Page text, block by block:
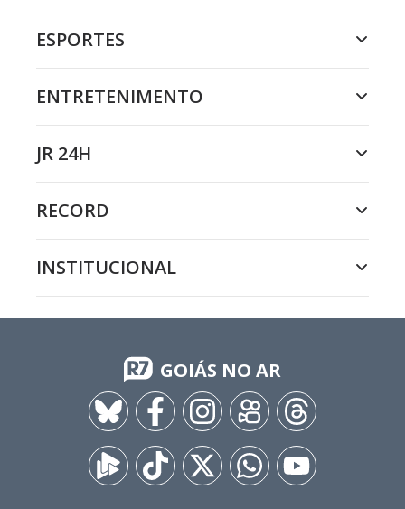
ESPORTES
ENTRETENIMENTO
JR 24H
RECORD
INSTITUCIONAL
GOIÁS NO AR